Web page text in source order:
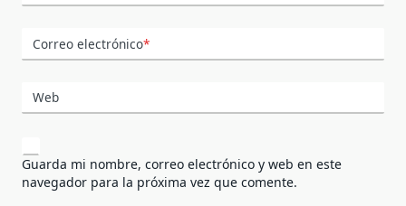
Correo electrónico*
Web
Guarda mi nombre, correo electrónico y web en este
navegador para la próxima vez que comente.